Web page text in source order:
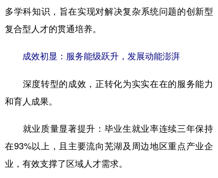
多学科知识，旨在实现对解决复杂系统问题的创新型
复合型人才的贯通培养。
成效初显：服务能级跃升，发展动能澎湃
深度转型的成效，正转化为实实在在的服务能力
和育人成果。
就业质量显著提升：毕业生就业率连续三年保持
在93%以上，且主要流向芜湖及周边地区重点产业企
业，有效支撑了区域人才需求。